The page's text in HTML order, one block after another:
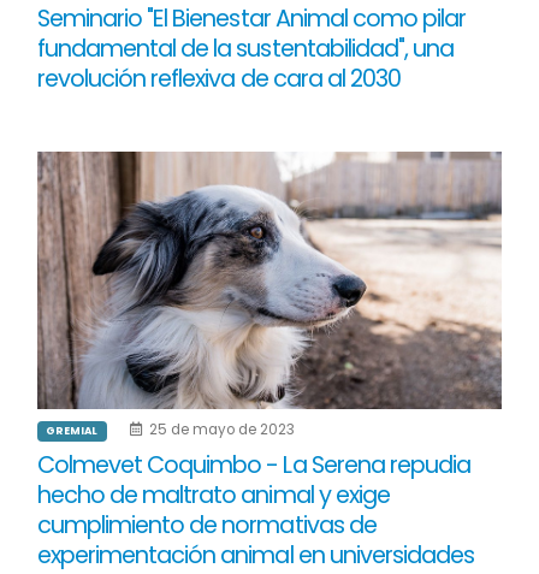
Seminario "El Bienestar Animal como pilar
fundamental de la sustentabilidad", una
revolución reflexiva de cara al 2030
GREMIAL 25 de mayo de 2023
Colmevet Coquimbo - La Serena repudia
hecho de maltrato animal y exige
cumplimiento de normativas de
experimentación animal en universidades